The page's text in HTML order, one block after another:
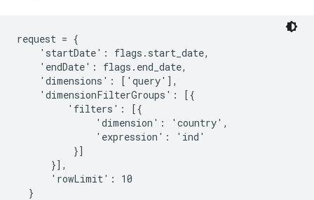
request = {
    'startDate': flags.start_date,
    'endDate': flags.end_date,
    'dimensions': ['query'],
    'dimensionFilterGroups': [{
         'filters': [{
              'dimension': 'country',
              'expression': 'ind'
          }]
      }],
      'rowLimit': 10
  }